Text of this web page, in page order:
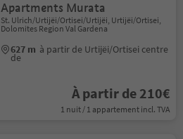
Apartments Murata
St. Ulrich/Urtijëi/Ortisei/Urtijëi, Urtijëi/Ortisei,
Dolomites Region Val Gardena
627 m à partir de Urtijëi/Ortisei centre
de
À partir de 210€
1 nuit / 1 appartement incl. TVA